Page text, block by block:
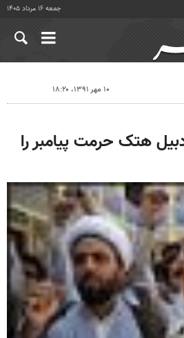
جمعه ۱۶ مرداد ۱۴۰۵
۱۰ مهر ۱۳۹۱، ۱۸:۲۰
هتک حرمت پیامبر را